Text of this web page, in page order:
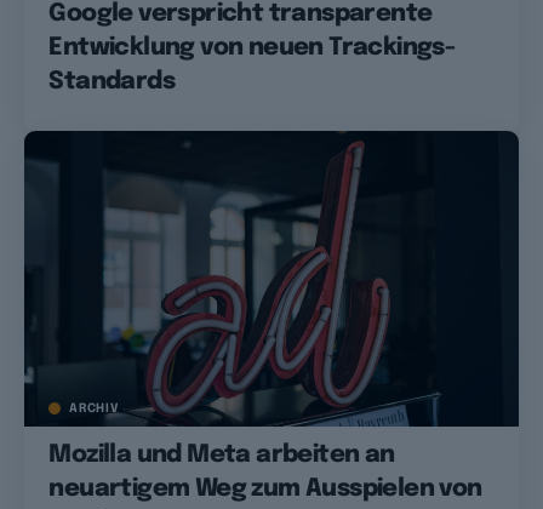
Google verspricht transparente
Entwicklung von neuen Trackings-
Standards
ARCHIV
Mozilla und Meta arbeiten an
neuartigem Weg zum Ausspielen von